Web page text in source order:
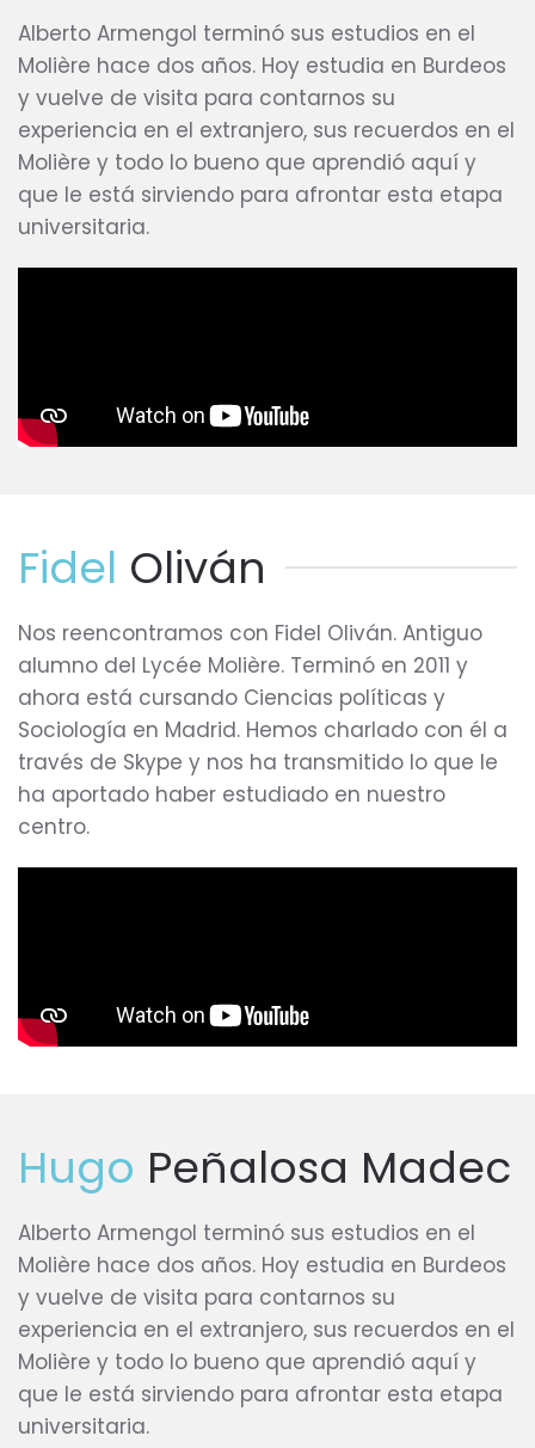
Alberto Armengol terminó sus estudios en el
Molière hace dos años. Hoy estudia en Burdeos
y vuelve de visita para contarnos su
experiencia en el extranjero, sus recuerdos en el
Molière y todo lo bueno que aprendió aquí y
que le está sirviendo para afrontar esta etapa
universitaria.
Fidel Oliván
Nos reencontramos con Fidel Oliván. Antiguo
alumno del Lycée Molière. Terminó en 2011 y
ahora está cursando Ciencias políticas y
Sociología en Madrid. Hemos charlado con él a
través de Skype y nos ha transmitido lo que le
ha aportado haber estudiado en nuestro
centro.
Hugo Peñalosa Madec
Alberto Armengol terminó sus estudios en el
Molière hace dos años. Hoy estudia en Burdeos
y vuelve de visita para contarnos su
experiencia en el extranjero, sus recuerdos en el
Molière y todo lo bueno que aprendió aquí y
que le está sirviendo para afrontar esta etapa
universitaria.